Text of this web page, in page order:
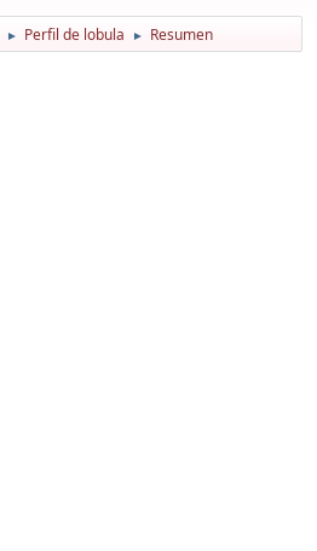
► Perfil de lobula ► Resumen